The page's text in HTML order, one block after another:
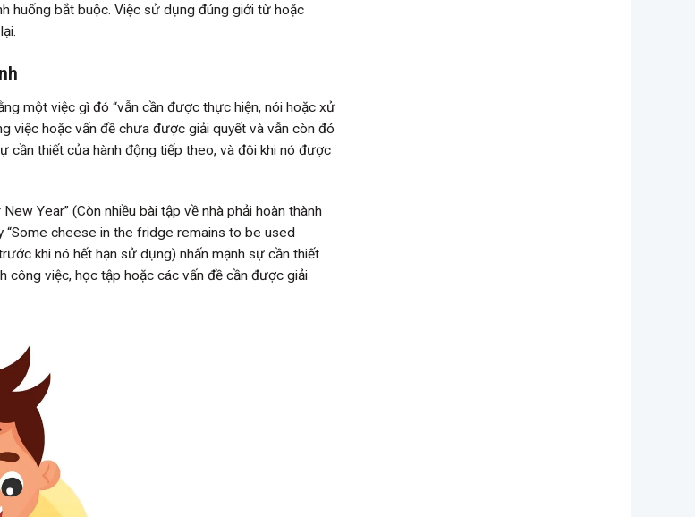
huống bắt buộc. Việc sử dụng đúng giới từ hoặc
một việc gì đó “vẫn cần được thực hiện, nói hoặc xử
việc hoặc vấn đề chưa được giải quyết và vẫn còn đó
cần thiết của hành động tiếp theo, và đôi khi nó được
Year” (Còn nhiều bài tập về nhà phải hoàn thành
cheese in the fridge remains to be used
khi nó hết hạn sử dụng) nhấn mạnh sự cần thiết
công việc, học tập hoặc các vấn đề cần được giải